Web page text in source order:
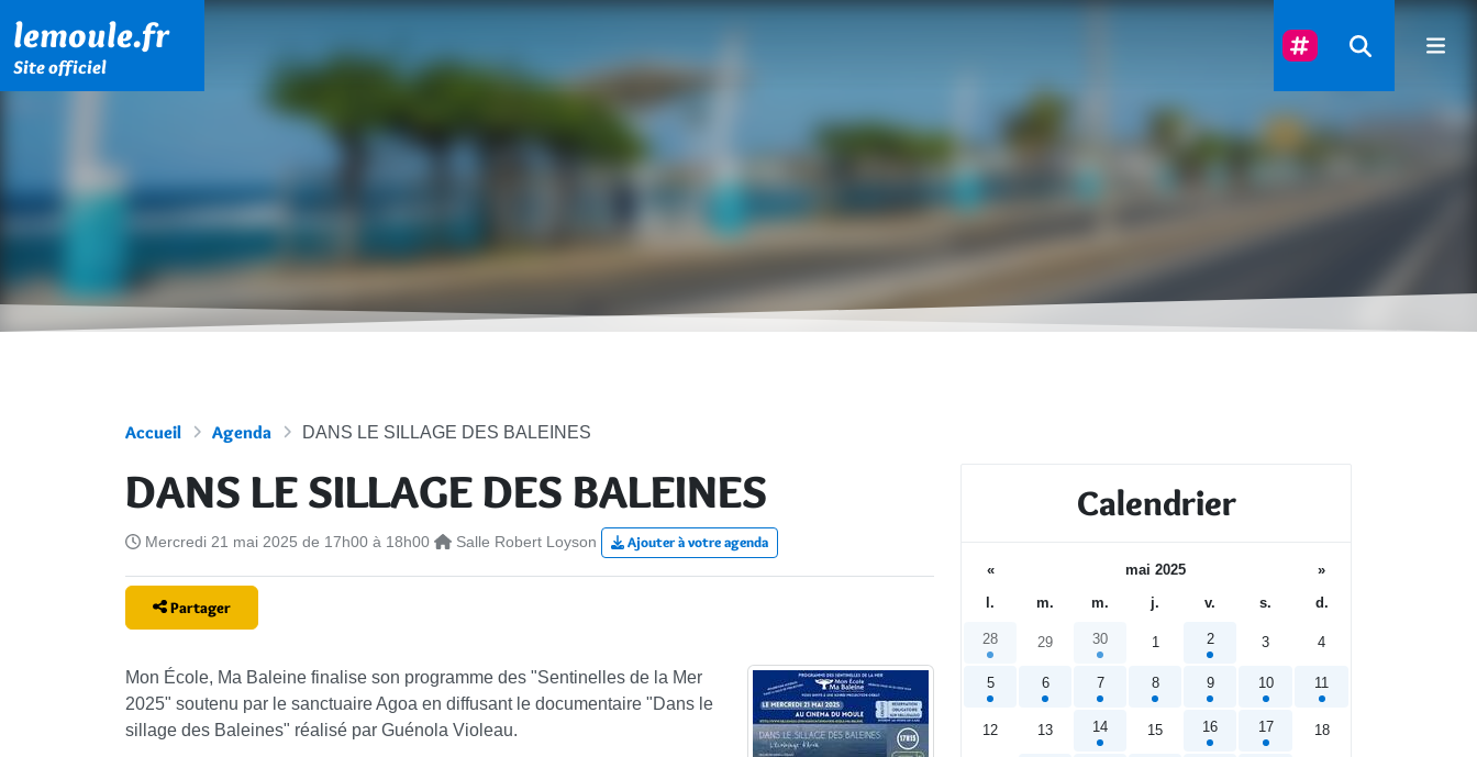
lemoule.fr
Site officiel
Suivez-Nous
Accueil Agenda DANS LE SILLAGE DES BALEINES
DANS LE SILLAGE DES BALEINES
Mercredi 21 mai 2025 de 17h00 à 18h00 Salle Robert Loyson Ajouter à votre agenda
Partager
Mon École, Ma Baleine finalise son programme des "Sentinelles de la Mer
2025" soutenu par le sanctuaire Agoa en diffusant le documentaire "Dans le
sillage des Baleines" réalisé par Guénola Violeau.
Calendrier
« mai 2025
»
l.
m. m. j. v. s. d.
28 29 30 1 2 3 4
5 6 7 8 9 10 11
12 13 14 15 16 17 18